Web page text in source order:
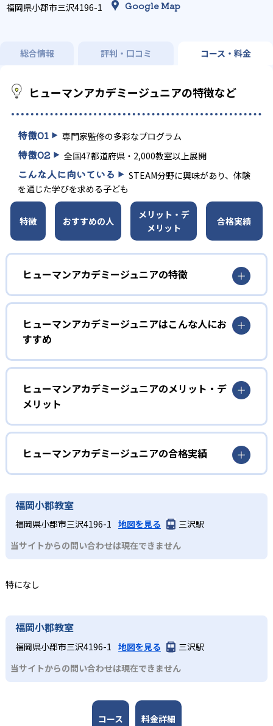
福岡県小郡市三沢4196-1 Google Map
総合情報 評判・口コミ コース・料金
ヒューマンアカデミージュニアの特徴など
特徴01 専門家監修の多彩なプログラム
特徴02 全国47都道府県・2,000教室以上展開
こんな人に向いている
STEAM分野に興味があり、体験
を通じた学びを求める子ども
特徴 おすすめの人
メリット・デ
メリット
合格実績
ヒューマンアカデミージュニアの特徴
1
多彩なコースラインナップ
ヒューマンアカデミージュニアでは、ロボット教室、ロボ
ティクスプロフェッサーコース、こどもプログラミング教
室、科学教室、さんすう数学教室の5つのコースを展開。
STEAM教育の考え方を取り入れ、子どもの「好き」を養
う。
ロボット教室の監修は、ロボットの世界大会「ロボカッ
プ」で史上初となる5年連続優勝を果たしたロボットクリエ
イター高橋智隆 氏。ロボティクスプロフェッサーコース
は、千葉工業大学fuRo（未来ロボット技術研究センター）
材監修はRailsプログラマーとして活躍する鳥井雪 氏で、科
学教室の監修は京都大学iCeMS特定助教の樋口雅一 氏。さ
んすう数学教室のアドバイザーには東京大学先端科学技術
研究センター教授の西成活裕 氏と、各分野の第一線で活躍
する人物が監修者・アドバイザーとして名を連ねる。
名以上が受講する。ロボット教室の全国大会なども開催さ
れ、仲間と切磋琢磨できる環境を提供している。
ヒューマンアカデミージュニアはこんな人にお
すすめ
幼児
子どもの好奇心を育みたい家庭
ヒューマンアカデミージュニアでは、ロボット教室のプラ
イマリーコースや科学教室（サイエンスゲーツ）など、小
学校入学前の幼児でも通えるコースが用意されている。ロ
ボットの作成や科学の実験を通して、子どもの好奇心を喚
起する。
楽しく学びを継続したい子ども
実際にロボットを作成するロボット教室、スモールステッ
ど、どのコースも子どもが楽しみながら学びを継続できる
工夫が凝らされている。
各コースはそれぞれの分野の専門家が監修しており、子ど
もは実験や制作活動などを楽しみながら、学びを深めてい
くことが可能だ。全国大会での発表機会があるコースもあ
り、探究力と表現力を磨くことができる。
ヒューマンアカデミージュニアのメリット・デ
メリット
どんなメリットがある?
ヒューマンアカデミージュニアは、ロボット教室、プログ
ラミング教室、科学教室、さんすう数学教室と多彩なコー
スを展開。世界的クリエイターや研究者などの専門家が監
修に基づいた内容で、子どもの探究意欲を引き出すことが
可能だ。全国2,000以上の教室ネットワークや全国大会を通
じたコミュニティ活動により、同世代の仲間と切磋琢磨で
きる環境が整い、継続的な学習意欲を維持しやすい点も大
きなメリットである。
デメリットとして、各教室やコースの開講頻度は月1～2回
別の学習機会が必要な場合がある。入会金や教材初期費
用、毎月の授業料や材料費などが発生することもあるた
め、費用負担の点も留意が必要である。
ヒューマンアカデミージュニアの合格実績
ヒューマンアカデミージュニアは合格実績を公式サイトで
公開していない。
福岡小郡教室
福岡県小郡市三沢4196-1 地図を見る
三沢駅
当サイトからの問い合わせは現在できません
特になし
福岡小郡教室
福岡県小郡市三沢4196-1 地図を見る
三沢駅
当サイトからの問い合わせは現在できません
コース 料金詳細